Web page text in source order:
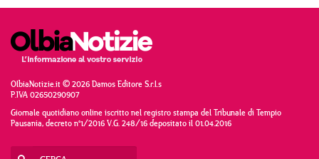
OlbiaNotizie.it © 2026 Damos Editore S.r.l.s
P.IVA 02650290907
Giornale quotidiano online iscritto nel registro stampa del Tribunale di Tempio
Pausania, decreto n°1/2016 V.G. 248/16 depositato il 01.04.2016